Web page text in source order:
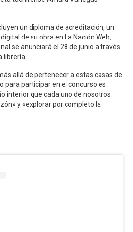
un diploma de acreditación, un
de su obra en La Nación Web,
se anunciará el 28 de junio a través
librería.
allá de pertenecer a estas casas de
para participar en el concurso es
interior que cada uno de nosotros
y «explorar por completo la